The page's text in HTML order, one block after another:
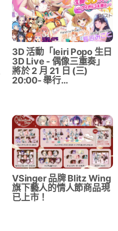
3D 活動「Ieiri Popo 生日
3D Live - 偶像三重奏」
將於 2 月 21 日 (三)
20:00- 舉行…
VSinger 品牌 Blitz Wing
旗下藝人的情人節商品現
已上市！